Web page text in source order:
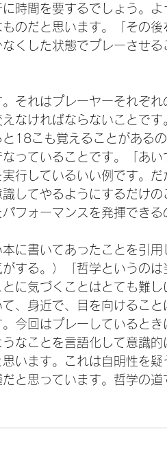
時間を要するでしょう。よ
のだと思います。「その後
くした状態でプレーさせる
それはプレーヤーそれぞれ
なければならないことで
18こも覚えることがある
っていることです。「あい
行しているいい例です。だ
してやるようにするだけの
フォーマンスを発揮できる
に書いてあったことを引用
する。）「哲学というのは
に気づくことはとても難し
、身近で、目を向けること
今回はプレーしているとき
なことを言語化して意識的
います。これは自明性を疑
と思っています。哲学の道